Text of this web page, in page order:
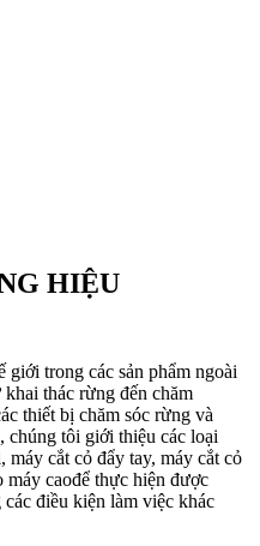
HIỆU
giới trong các sản phẩm ngoài
thác rừng đến chăm
thiết bị chăm sóc rừng và
chúng tôi giới thiệu các loại
cắt cỏ đẩy tay, máy cắt cỏ
caođể thực hiện được
điều kiện làm việc khác